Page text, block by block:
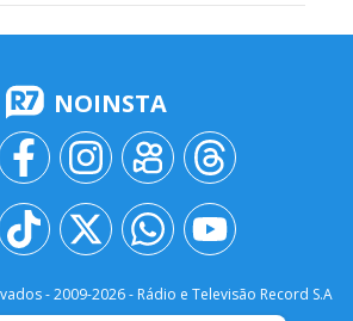
NOINSTA
- 2009-2026- Rádio e Televisão Record S.A